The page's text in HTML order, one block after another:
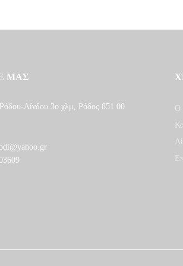
ΜΑΣ
Λίνδου 3ο χλμ, Ρόδος 851 00
Ο